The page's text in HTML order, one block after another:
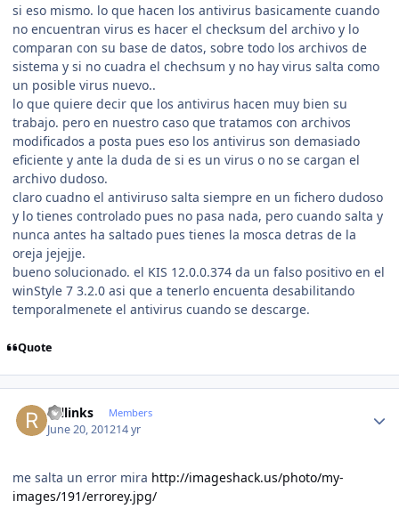
si eso mismo. lo que hacen los antivirus basicamente cuando
no encuentran virus es hacer el checksum del archivo y lo
comparan con su base de datos, sobre todo los archivos de
sistema y si no cuadra el chechsum y no hay virus salta como
un posible virus nuevo..
lo que quiere decir que los antivirus hacen muy bien su
trabajo. pero en nuestro caso que tratamos con archivos
modificados a posta pues eso los antivirus son demasiado
eficiente y ante la duda de si es un virus o no se cargan el
archivo dudoso.
claro cuadno el antiviruso salta siempre en un fichero dudoso
y lo tienes controlado pues no pasa nada, pero cuando salta y
nunca antes ha saltado pues tienes la mosca detras de la
oreja jejejje.
bueno solucionado. el KIS 12.0.0.374 da un falso positivo en el
winStyle 7 3.2.0 asi que a tenerlo encuenta desabilitando
temporalmenete el antivirus cuando se descarge.
Quote
rollinks Members
June 20, 201214 yr
me salta un error mira http://imageshack.us/photo/my-
images/191/errorey.jpg/